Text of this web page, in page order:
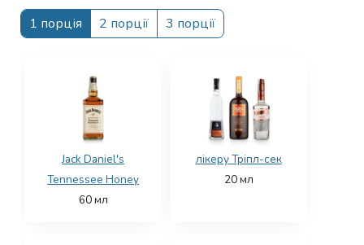
1 порція 2 порції 3 порції
Jack Daniel's
Tennessee Honey
60мл
лікеру Тріпл-сек
20мл